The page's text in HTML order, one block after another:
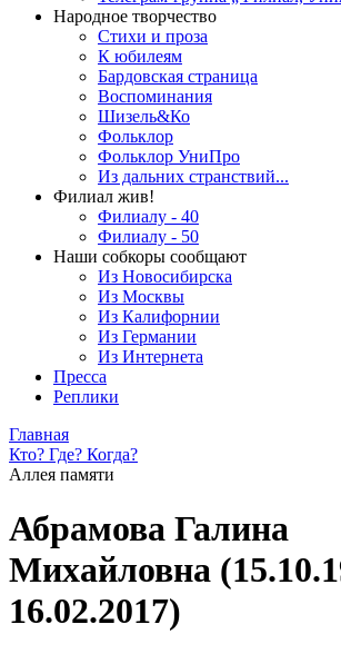
Народное творчество
Стихи и проза
К юбилеям
Бардовская страница
Воспоминания
Шизель&Ко
Фольклор
Фольклор УниПро
Из дальних странствий...
Филиал жив!
Филиалу - 40
Филиалу - 50
Наши собкоры сообщают
Из Новосибирска
Из Москвы
Из Калифорнии
Из Германии
Из Интернета
Пресса
Реплики
Главная
Кто? Где? Когда?
Аллея памяти
Абрамова Галина
Михайловна
16.02.2017)